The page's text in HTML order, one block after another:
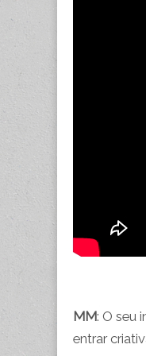
MM: O seu
entrar